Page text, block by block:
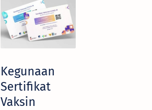
Kegunaan
Sertifikat
Vaksin